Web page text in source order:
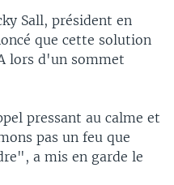
Sall, président en
que cette solution
lors d'un sommet
pressant au calme et
pas un feu que
a mis en garde le